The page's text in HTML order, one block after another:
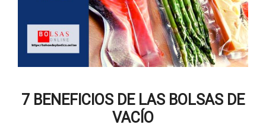
7 BENEFICIOS DE LAS BOLSAS DE
VACÍO